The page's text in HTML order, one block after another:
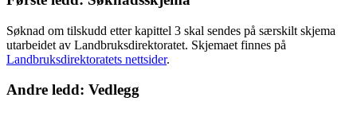
Søknad om tilskudd etter kapittel 3 skal sendes på særskilt skjema
utarbeidet av Landbruksdirektoratet. Skjemaet finnes på
Landbruksdirektoratets nettsider.
Andre ledd: Vedlegg